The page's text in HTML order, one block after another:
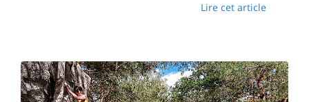
Lire cet article